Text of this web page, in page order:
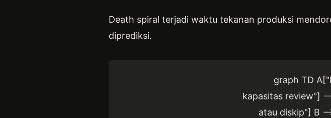
Death spiral terjadi waktu tekanan produksi
diprediksi.
graph TD
kapasitas review"]
atau diskip"] B